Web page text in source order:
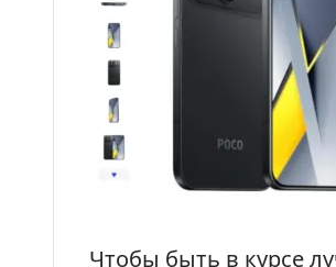
Чтобы быть в курсе